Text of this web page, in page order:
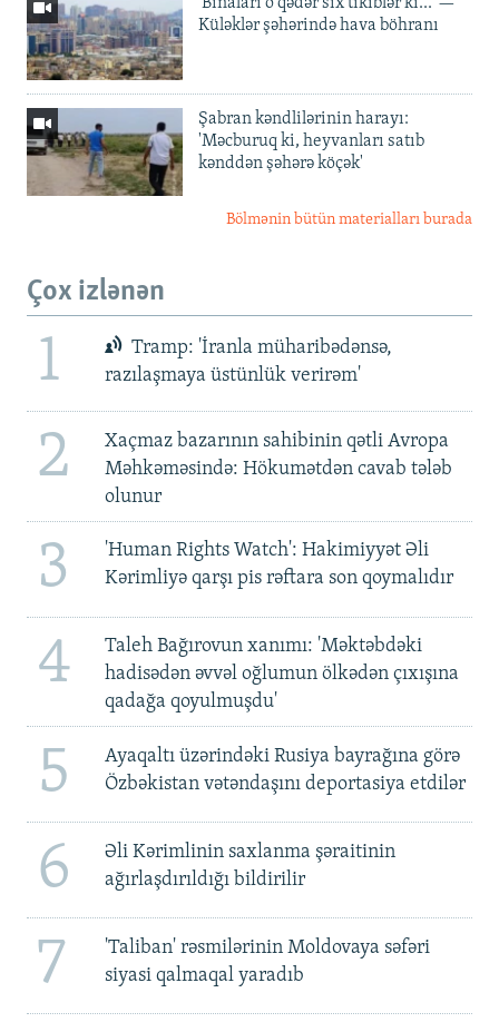
Küləklər şəhərində hava böhranı
Şabran kəndlilərinin harayı:
'Məcburuq ki, heyvanları satıb
kənddən şəhərə köçək'
Bölmənin bütün materialları burada
Çox izlənən
1
Tramp: 'İranla müharibədənsə,
razılaşmaya üstünlük verirəm'
2
Xaçmaz bazarının sahibinin qətli Avropa
Məhkəməsində: Hökumətdən cavab tələb
olunur
3
'Human Rights Watch': Hakimiyyət Əli
Kərimliyə qarşı pis rəftara son qoymalıdır
4
Taleh Bağırovun xanımı: 'Məktəbdəki
hadisədən əvvəl oğlumun ölkədən çıxışına
qadağa qoyulmuşdu'
5
Ayaqaltı üzərindəki Rusiya bayrağına görə
Özbəkistan vətəndaşını deportasiya etdilər
6
Əli Kərimlinin saxlanma şəraitinin
ağırlaşdırıldığı bildirilir
7
'Taliban' rəsmilərinin Moldovaya səfəri
siyasi qalmaqal yaradıb